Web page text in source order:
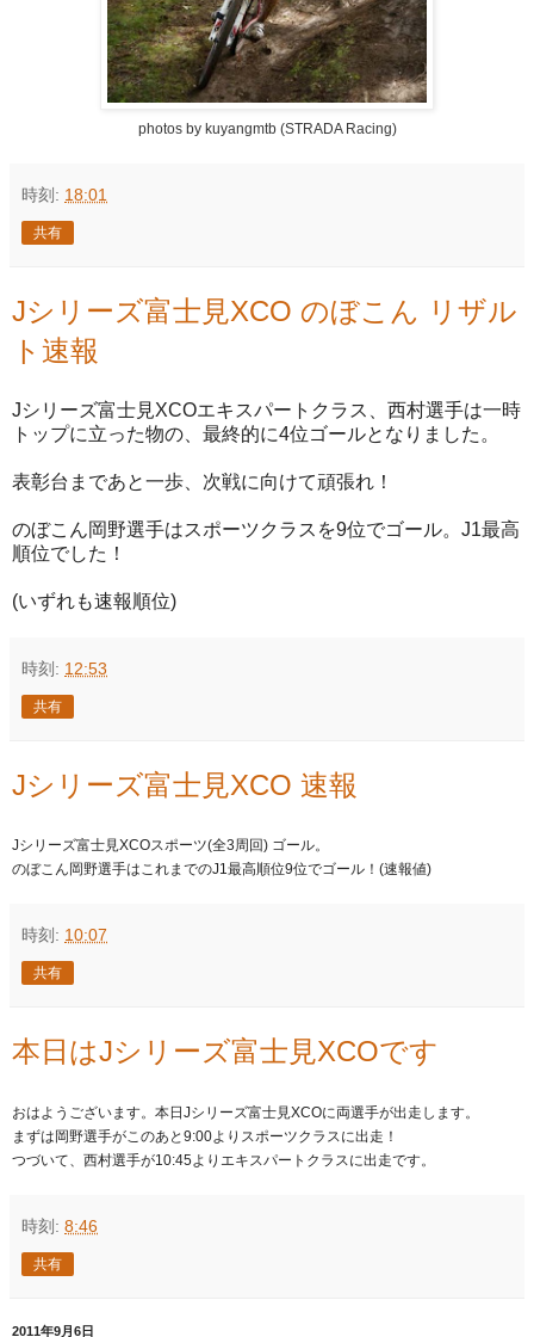
photos by kuyangmtb (STRADA Racing)
時刻: 18:01
共有
Jシリーズ富士見XCO のぼこん リザル
ト速報
Jシリーズ富士見XCOエキスパートクラス、西村選手は一時
トップに立った物の、最終的に4位ゴールとなりました。
表彰台まであと一歩、次戦に向けて頑張れ！
のぼこん岡野選手はスポーツクラスを9位でゴール。J1最高
順位でした！
(いずれも速報順位)
時刻: 12:53
共有
Jシリーズ富士見XCO 速報
Jシリーズ富士見XCOスポーツ(全3周回) ゴール。
のぼこん岡野選手はこれまでのJ1最高順位9位でゴール ！(速報値)
時刻: 10:07
共有
本日はJシリーズ富士見XCOです
おはようございます。本日Jシリーズ富士見XCOに両選手が出走 します。
まずは岡野選手がこのあと9:00よりスポーツクラスに出走！
つづいて、西村選手が10:45よりエキスパートクラスに出走です。
時刻: 8:46
共有
2011年9月6日